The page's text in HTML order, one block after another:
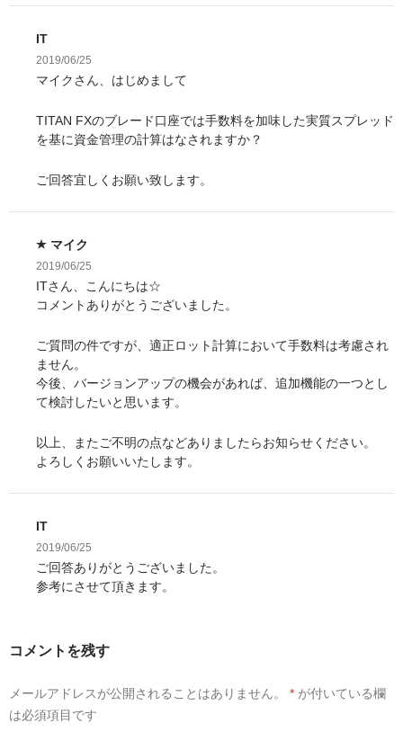
IT
2019/06/25
マイクさん、はじめまして
TITAN FXのブレード口座では手数料を加味した実質スプレッド
を基に資金管理の計算はなされますか？
ご回答宜しくお願い致します。
マイク
2019/06/25
ITさん、こんにちは☆
コメントありがとうございました。
ご質問の件ですが、適正ロット計算において手数料は考慮され
ません。
今後、バージョンアップの機会があれば、追加機能の一つとし
て検討したいと思います。
以上、またご不明の点などありましたらお知らせください。
よろしくお願いいたします。
IT
2019/06/25
ご回答ありがとうございました。
参考にさせて頂きます。
コメントを残す
メールアドレスが公開されることはありません。 * が付いている欄
は必須項目です